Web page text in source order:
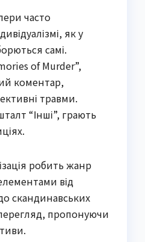
часто
як у
самі.
of Murder”,
коментар,
травми.
“Інші”, грають
робить жанр
від
скандинавських
пропонуючи